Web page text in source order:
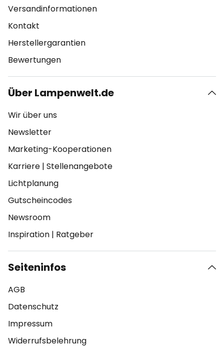
Versandinformationen
Kontakt
Herstellergarantien
Bewertungen
Über Lampenwelt.de
Wir über uns
Newsletter
Marketing-Kooperationen
Karriere | Stellenangebote
Lichtplanung
Gutscheincodes
Newsroom
Inspiration | Ratgeber
Seiteninfos
AGB
Datenschutz
Impressum
Widerrufsbelehrung